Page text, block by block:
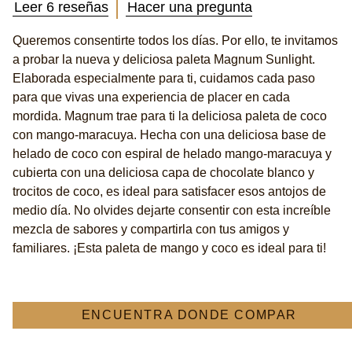
promedio
este
Magnum
Sunlight
es
5.0
de
5
de
6
calificaciones.
Leer 6 reseñas Hacer una pregunta
Queremos consentirte todos los días. Por ello, te invitamos
a probar la nueva y deliciosa paleta Magnum Sunlight.
Elaborada especialmente para ti, cuidamos cada paso
para que vivas una experiencia de placer en cada
mordida. Magnum trae para ti la deliciosa paleta de coco
con mango-maracuya. Hecha con una deliciosa base de
helado de coco con espiral de helado mango-maracuya y
cubierta con una deliciosa capa de chocolate blanco y
trocitos de coco, es ideal para satisfacer esos antojos de
medio día. No olvides dejarte consentir con esta increíble
mezcla de sabores y compartirla con tus amigos y
familiares. ¡Esta paleta de mango y coco es ideal para ti!
ENCUENTRA DONDE COMPAR